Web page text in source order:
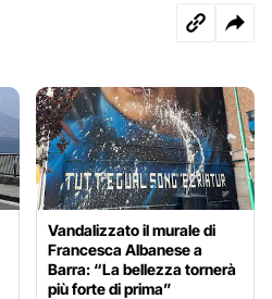
Vandalizzato il murale di
Francesca Albanese a
Barra: “La bellezza tornerà
più forte di prima”